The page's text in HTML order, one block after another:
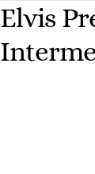
Elvis